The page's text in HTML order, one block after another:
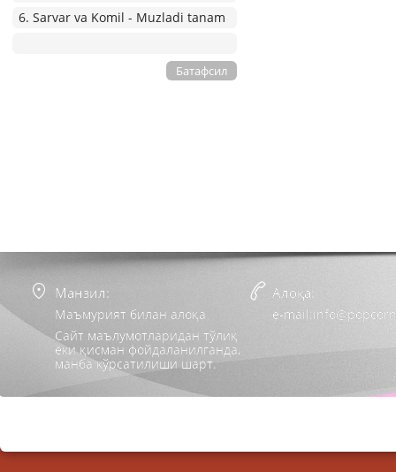
6. Sarvar va Komil - Muzladi tanam
Батафсил
Манзил:
Маъмурият билан алоқа
Сайт маълумотларидан тўлиқ
ёки қисман фойдаланилганда,
манба кўрсатилиши шарт.
Алоқа:
e-